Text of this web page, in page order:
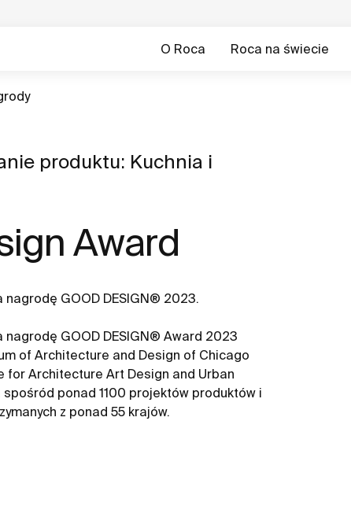
O Roca Roca na świecie
produktu: Kuchnia i
Award
nagrodę GOOD DESIGN® 2023.
nagrodę GOOD DESIGN® Award 2023
of Architecture and Design of Chicago
for Architecture Art Design and Urban
ponad 1100 projektów produktów i
z ponad 55 krajów.